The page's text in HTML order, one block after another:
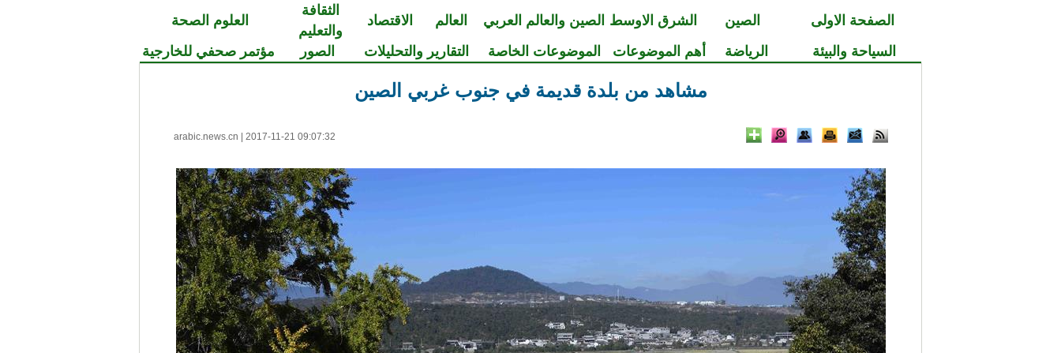
الصفحة الاولى الصين الشرق الاوسط الصين والعالم العربي العالم الاقتصاد
الثقافة
والتعليم
العلوم الصحة
السياحة والبيئة
الرياضة أهم الموضوعات الموضوعات الخاصة التقارير والتحليلات الصور مؤتمر صحفي للخارجية
مشاهد من بلدة قديمة في جنوب غربي الصين
arabic.news.cn 2017-11-21 09:07:32